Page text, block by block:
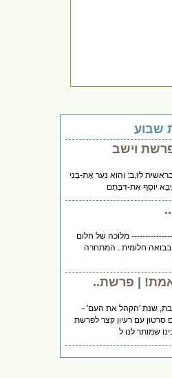
שבוע
וישב
לז,ב: וְהוּא נַעַר אֶת-בְּנֵי
יוֹסֵף אֶת-דִּבָּתָם
מלוכה של חלום
בבואה חלומית . המתחרה
| פרשת..
שנת 'הקהל את העם' -
סרטון עם רעיון קצר לפרשת
שמותר לנו ל